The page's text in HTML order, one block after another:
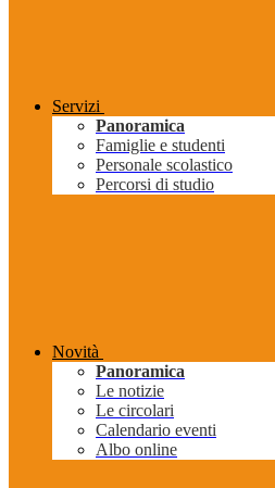
Servizi
Panoramica
Famiglie e studenti
Personale scolastico
Percorsi di studio
Novità
Panoramica
Le notizie
Le circolari
Calendario eventi
Albo online